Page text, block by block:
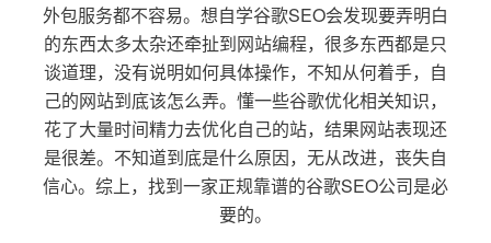
外包服务都不容易。想自学谷歌SEO会发现要弄明白
的东西太多太杂还牵扯到网站编程，很多东西都是只
谈道理，没有说明如何具体操作，不知从何着手，自
己的网站到底该怎么弄。懂一些谷歌优化相关知识，
花了大量时间精力去优化自己的站，结果网站表现还
是很差。不知道到底是什么原因，无从改进，丧失自
信心。综上，找到一家正规靠谱的谷歌SEO公司是必
要的。